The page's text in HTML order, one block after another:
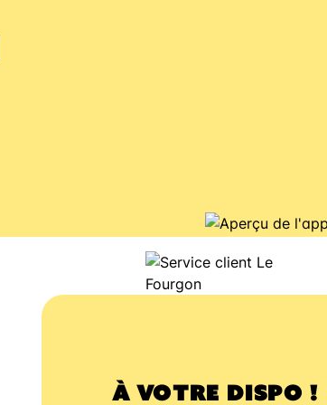
À VOTRE DISPO !